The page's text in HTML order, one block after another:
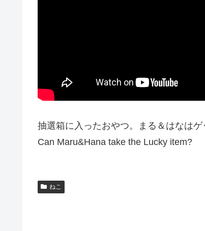
抽選箱に入ったおやつ。まる＆はなは
Can Maru&Hana take the Lucky item?
ねこ